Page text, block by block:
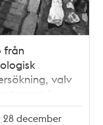
från
valv
trappa i
28 december